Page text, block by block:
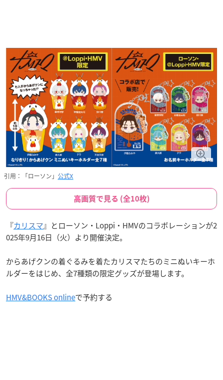
引用：「ローソン」 公式X
高画質で見る (全10枚)
『カリスマ』とローソン・Loppi・HMVのコラボレーションが2
025年9月16日（火）より開催決定。
からあげクンの着ぐるみを着たカリスマたちのミニぬいキーホ
ルダーをはじめ、全7種類の限定グッズが登場します。
HMV&BOOKS onlineで予約する